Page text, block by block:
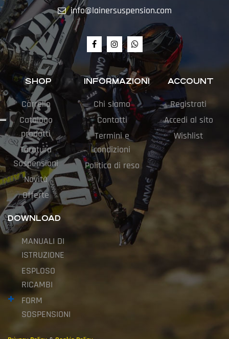
info@lainersuspension.com
SHOP
Carrello
Catalogo
prodotti
Taratura
Sospensioni
Novità
Offerte
INFORMAZIONI
Chi siamo
Contatti
Termini e
condizioni
Politica di reso
ACCOUNT
Registrati
Accedi al sito
Wishlist
DOWNLOAD
MANUALI DI
ISTRUZIONE
ESPLOSO
RICAMBI
FORM
SOSPENSIONI